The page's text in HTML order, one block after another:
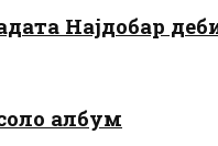
Најдобар
албум